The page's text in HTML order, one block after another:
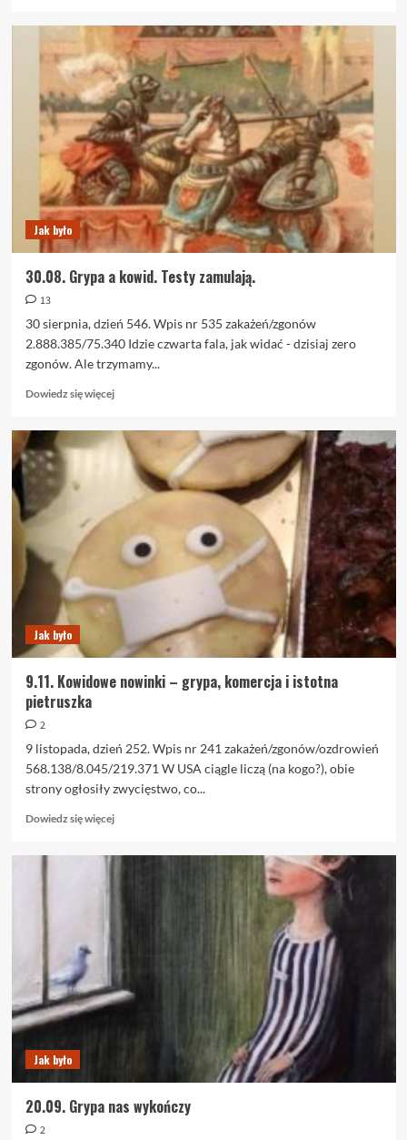
o
4.01.
Podcast.
Skąd
ta
grypa?
Jak było
30.08. Grypa a kowid. Testy zamulają.
13
30 sierpnia, dzień 546. Wpis nr 535 zakażeń/zgonów
2.888.385/75.340 Idzie czwarta fala, jak widać - dzisiaj zero
zgonów. Ale trzymamy...
Dowiedz się więcejDowiedz
o
30.08.
Grypa
kowid.
zamulają.
Jak było
9.11. Kowidowe nowinki – grypa, komercja i istotna
pietruszka
2
9 listopada, dzień 252. Wpis nr 241 zakażeń/zgonów/ozdrowień
568.138/8.045/219.371 W USA ciągle liczą (na kogo?), obie
strony ogłosiły zwycięstwo, co...
Dowiedz się więcejDowiedz
komercja
i
istotna
Jak było
20.09. Grypa nas wykończy
2